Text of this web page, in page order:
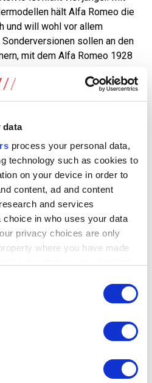
data
process your personal data,
technology such as cookies to
on your device in order to
content, ad and content
and services
choice in who uses your data
privacy choices are only
where you have made
your geographical location
actively scanning it for
hält Alfa Romeo die
und will wohl vor allem
sollen an den
mit dem Alfa Romeo 1928
spezielles Quadrifoglio-
Modellen vorbehaltene
auf einem schwarzen
platziert.
zählen unter anderem
Sportsitze, rote Kohlefaser-
Bremssättel. Den Antrieb
Liter-V6-Benziner mit 382 kW
nennt Alfa Romeo noch
sich auf 275 Einheiten für die
Einheiten für den Stelvio.SP-